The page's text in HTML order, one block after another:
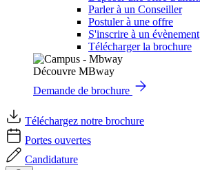
Parler à un Conseiller
Postuler à une offre
S'inscrire à un évènement
Télécharger la brochure
Découvre MBway
Demande de brochure
Téléchargez notre brochure
Portes ouvertes
Candidature